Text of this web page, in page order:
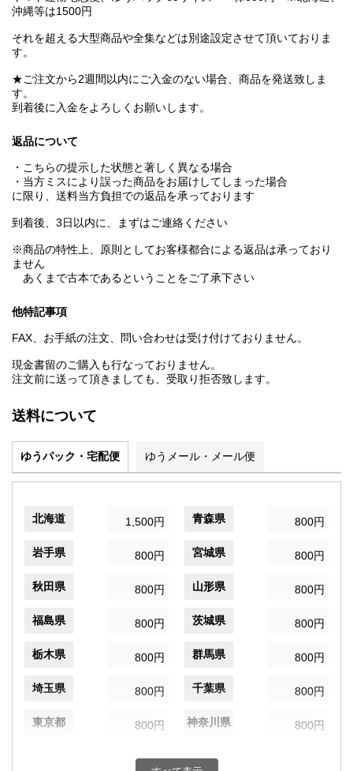
沖縄等は1500円
それを超える大型商品や全集などは別途設定させて頂いておりま
す。
★ご注文から2週間以内にご入金のない場合、商品を発送致しま
す。
到着後に入金をよろしくお願いします。
返品について
・こちらの提示した状態と著しく異なる場合
・当方ミスにより誤った商品をお届けしてしまった場合
に限り、送料当方負担での返品を承っております
到着後、3日以内に、まずはご連絡ください
※商品の特性上、原則としてお客様都合による返品は承っており
ません
あくまで古本であるということをご了承下さい
他特記事項
FAX、お手紙の注文、問い合わせは受け付けておりません。
現金書留のご購入も行なっておりません。
注文前に送って頂きましても、受取り拒否致します。
送料について
ゆうパック・宅配便 ゆうメール・メール便
北海道 1,500円 青森県 800円
岩手県 800円 宮城県 800円
秋田県 800円 山形県 800円
福島県 800円 茨城県 800円
栃木県 800円 群馬県 800円
埼玉県 800円 千葉県 800円
東京都 800円 神奈川県 800円
800円 富山県